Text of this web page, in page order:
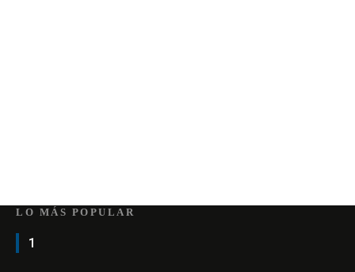
LO MÁS POPULAR
1